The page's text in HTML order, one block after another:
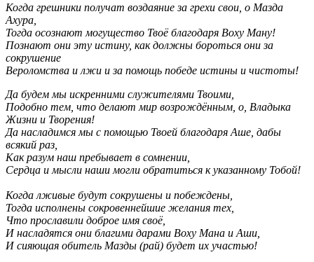
Когда грешники получат воздаяние за грехи свои, о Мазда
Ахура,
Тогда осознают могущество Твоё благодаря Воху Ману!
Познают они эту истину, как должны бороться они за
сокрушение
Вероломства и лжи и за помощь победе истины и чистоты!
Да будем мы искренними служителями Твоими,
Подобно тем, что делают мир возрождённым, о, Владыка
Жизни и Творения!
Да насладимся мы с помощью Твоей благодаря Аше, дабы
всякий раз,
Как разум наш пребывает в сомнении,
Сердца и мысли наши могли обратиться к указанному Тобой!
Когда лживые будут сокрушены и побеждены,
Тогда исполнены сокровеннейшие желания тех,
Что прославили доброе имя своё,
И насладятся они благими дарами Воху Мана и Аши,
И сияющая обитель Мазды (рай) будет их участью!